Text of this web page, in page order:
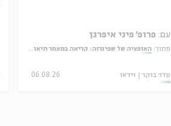
עם: פרופ' פיני איפרגן
מתוך: האופציה של שפינוזה: קריאה במאמר תיאולוגי־מדיני
סדר בוקר וידאו 06.08.26